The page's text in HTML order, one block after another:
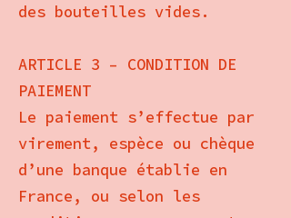
des bouteilles vides.
ARTICLE 3 – CONDITION DE
PAIEMENT
Le paiement s’effectue par
virement, espèce ou chèque
d’une banque établie en
France, ou selon les